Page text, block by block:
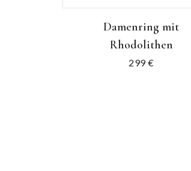
Damenring mit
Rhodolithen
299€